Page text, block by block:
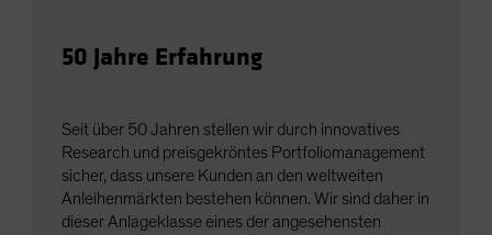
South Korea - 대한민국
Switzerland
Taiwan - 台灣
UK
50 Jahre Erfahrung
Seit über 50 Jahren stellen wir durch innovatives
Research und preisgekröntes Portfoliomanagement
sicher, dass unsere Kunden an den weltweiten
Anleihenmärkten bestehen können. Wir sind daher in
dieser Anlageklasse eines der angesehensten